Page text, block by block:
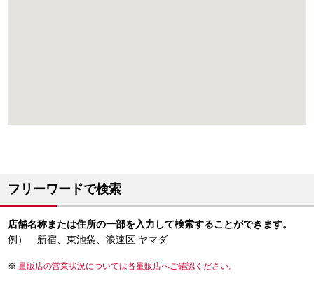
フリーワードで検索
店舗名称または住所の一部を入力して検索することができます。
例） 新宿、東池袋、浪速区 ヤマダ
量販店の営業状況については各量販店へご確認ください。